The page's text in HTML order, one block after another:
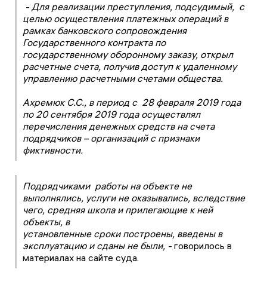
- Для реализации преступления, подсудимый, с
целью осуществления платежных операций в
рамках банковского сопровождения
Государственного контракта по
государственному оборонному заказу, открыл
расчетные счета, получив доступ к удаленному
управлению расчетными счетами общества.
Ахремюк С.С., в период с 28 февраля 2019 года
по 20 сентября 2019 года осуществлял
перечисления денежных средств на счета
подрядчиков – организаций с признаки
фиктивности.
Подрядчиками работы на объекте не
выполнялись, услуги не оказывались, вследствие
чего, средняя школа и прилегающие к ней
объекты, в
установленные сроки построены, введены в
эксплуатацию и сданы не были, - говорилось в
материалах на сайте суда.